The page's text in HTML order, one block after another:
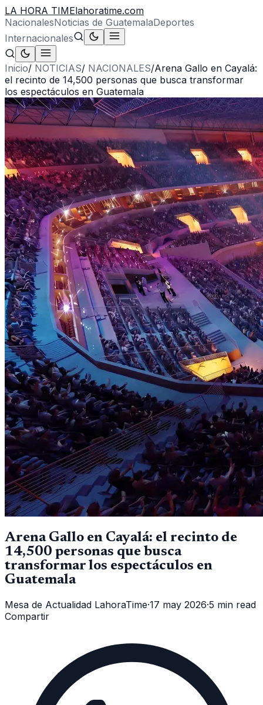
LA HORA TIMElahoratime.com
NacionalesNoticias de GuatemalaDeportes
Internacionales
Inicio/ NOTICIAS/ NACIONALES/Arena Gallo en Cayalá:
el recinto de 14,500 personas que busca transformar
los espectáculos en Guatemala
Arena Gallo en Cayalá: el recinto de
14,500 personas que busca
transformar los espectáculos en
Guatemala
Mesa de Actualidad LahoraTime·17 may 2026·5 min read
Compartir